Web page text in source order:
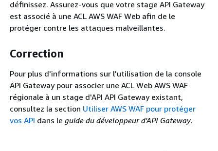
définissez. Assurez-vous que votre stage API Gateway
est associé à une ACL AWS WAF Web afin de le
protéger contre les attaques malveillantes.
Correction
Pour plus d'informations sur l'utilisation de la console
API Gateway pour associer une ACL Web AWS WAF
régionale à un stage d'API API Gateway existant,
consultez la section Utiliser AWS WAF pour protéger
vos API dans le guide du développeur d'API Gateway.